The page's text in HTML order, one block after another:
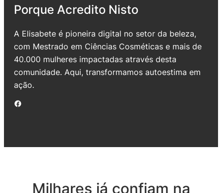
Porque Acredito Nisto
A Elisabete é pioneira digital no setor da beleza,
com Mestrado em Ciências Cosméticas e mais de
40.000 mulheres impactadas através desta
comunidade. Aqui, transformamos autoestima em
ação.
Facebook
Milhares já confiam na